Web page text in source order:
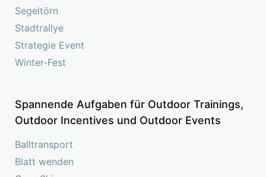
Segeltörn
Stadtrallye
Strategie Event
Winter-Fest
Spannende Aufgaben für Outdoor Trainings,
Outdoor Incentives und Outdoor Events
Balltransport
Blatt wenden